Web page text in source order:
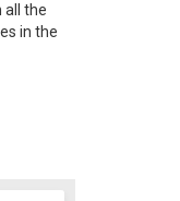
all the
in the